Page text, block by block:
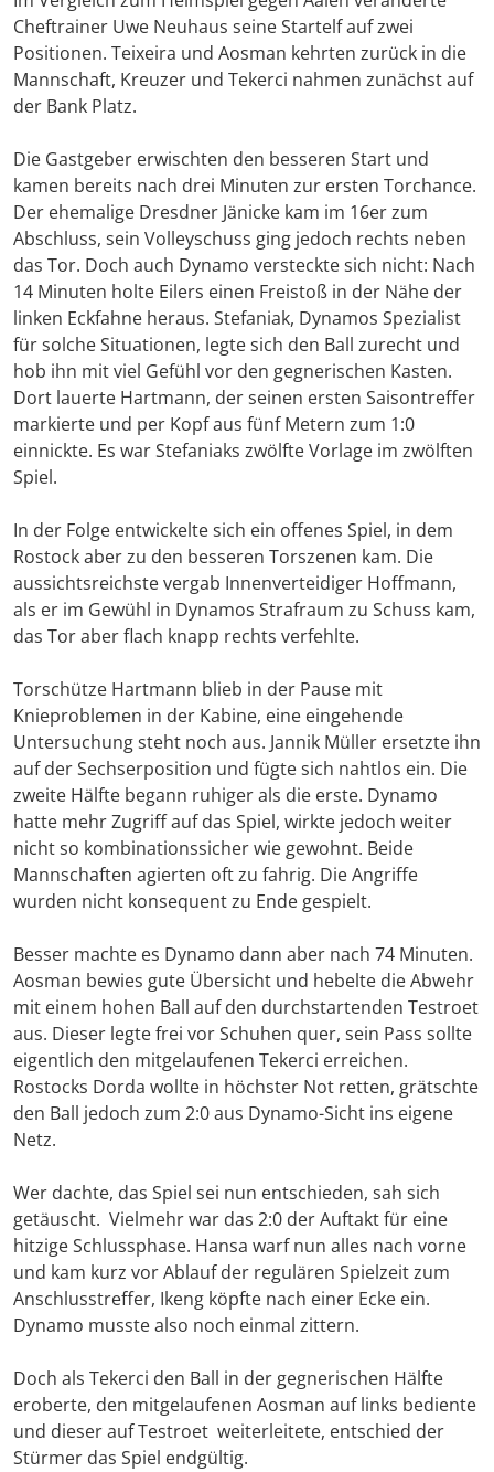
Cheftrainer Uwe Neuhaus seine Startelf auf zwei
Positionen. Teixeira und Aosman kehrten zurück in die
Mannschaft, Kreuzer und Tekerci nahmen zunächst auf
der Bank Platz.
Die Gastgeber erwischten den besseren Start und
kamen bereits nach drei Minuten zur ersten Torchance.
Der ehemalige Dresdner Jänicke kam im 16er zum
Abschluss, sein Volleyschuss ging jedoch rechts neben
das Tor. Doch auch Dynamo versteckte sich nicht: Nach
14 Minuten holte Eilers einen Freistoß in der Nähe der
linken Eckfahne heraus. Stefaniak, Dynamos Spezialist
für solche Situationen, legte sich den Ball zurecht und
hob ihn mit viel Gefühl vor den gegnerischen Kasten.
Dort lauerte Hartmann, der seinen ersten Saisontreffer
markierte und per Kopf aus fünf Metern zum 1:0
einnickte. Es war Stefaniaks zwölfte Vorlage im zwölften
Spiel.
In der Folge entwickelte sich ein offenes Spiel, in dem
Rostock aber zu den besseren Torszenen kam. Die
aussichtsreichste vergab Innenverteidiger Hoffmann,
als er im Gewühl in Dynamos Strafraum zu Schuss kam,
das Tor aber flach knapp rechts verfehlte.
Torschütze Hartmann blieb in der Pause mit
Knieproblemen in der Kabine, eine eingehende
Untersuchung steht noch aus. Jannik Müller ersetzte ihn
auf der Sechserposition und fügte sich nahtlos ein. Die
zweite Hälfte begann ruhiger als die erste. Dynamo
hatte mehr Zugriff auf das Spiel, wirkte jedoch weiter
nicht so kombinationssicher wie gewohnt. Beide
Mannschaften agierten oft zu fahrig. Die Angriffe
wurden nicht konsequent zu Ende gespielt.
Besser machte es Dynamo dann aber nach 74 Minuten.
Aosman bewies gute Übersicht und hebelte die Abwehr
mit einem hohen Ball auf den durchstartenden Testroet
aus. Dieser legte frei vor Schuhen quer, sein Pass sollte
eigentlich den mitgelaufenen Tekerci erreichen.
Rostocks Dorda wollte in höchster Not retten, grätschte
den Ball jedoch zum 2:0 aus Dynamo-Sicht ins eigene
Netz.
Wer dachte, das Spiel sei nun entschieden, sah sich
getäuscht. Vielmehr war das 2:0 der Auftakt für eine
hitzige Schlussphase. Hansa warf nun alles nach vorne
und kam kurz vor Ablauf der regulären Spielzeit zum
Anschlusstreffer, Ikeng köpfte nach einer Ecke ein.
Dynamo musste also noch einmal zittern.
Doch als Tekerci den Ball in der gegnerischen Hälfte
eroberte, den mitgelaufenen Aosman auf links bediente
und dieser auf Testroet weiterleitete, entschied der
Stürmer das Spiel endgültig.